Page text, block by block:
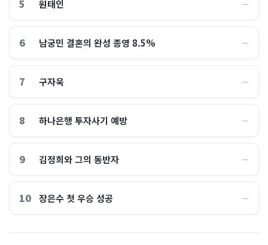
5 원태인 ―
6 남궁민 결혼의 완성 종영 8.5% ―
7 구자욱 ―
8 하나은행 투자사기 예방 ―
9 김정희와 그의 동반자 ―
10 장은수 첫 우승 성공 ―